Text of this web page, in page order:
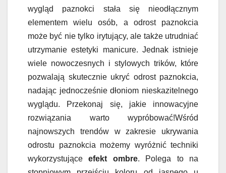
wygląd paznokci stała się nieodłącznym
elementem wielu osób, a odrost paznokcia
może być nie tylko irytujący, ale także utrudniać
utrzymanie estetyki manicure. Jednak istnieje
wiele nowoczesnych i stylowych trików, które
pozwalają skutecznie ukryć odrost paznokcia,
nadając jednocześnie dłoniom nieskazitelnego
wyglądu. Przekonaj się, jakie innowacyjne
rozwiązania warto wypróbować!Wśród
najnowszych trendów w zakresie ukrywania
odrostu paznokcia możemy wyróżnić techniki
wykorzystująceefekt ombre. Polega to na